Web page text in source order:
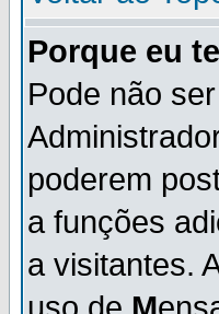
Porque eu
Pode não
poderem
a funções
a visitantes.